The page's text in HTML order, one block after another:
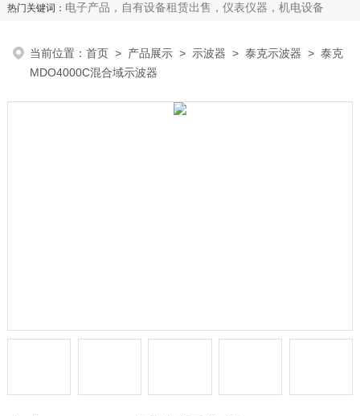
热门关键词： 电子产品，自有设备租赁出售，仪表仪器，机电设备
当前位置：首页 > 产品展示 > 示波器 >泰克示波器 > 泰克
MDO4000C混合域示波器